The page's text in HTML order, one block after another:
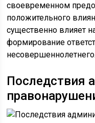
своевременном
положительного
существенно влияет
формирование
несовершеннолетнего.
Последствия